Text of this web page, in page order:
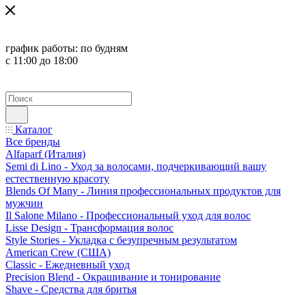
график работы: по будням
с 11:00 до 18:00
Каталог
Все бренды
Alfaparf (Италия)
Semi di Lino - Уход за волосами, подчеркивающий вашу
естественную красоту
Blends Of Many - Линия профессиональных продуктов для
мужчин
Il Salone Milano - Профессиональный уход для волос
Lisse Design - Трансформация волос
Style Stories - Укладка с безупречным результатом
American Crew (США)
Classic - Ежедневный уход
Precision Blend - Окрашивание и тонирование
Shave - Средства для бритья